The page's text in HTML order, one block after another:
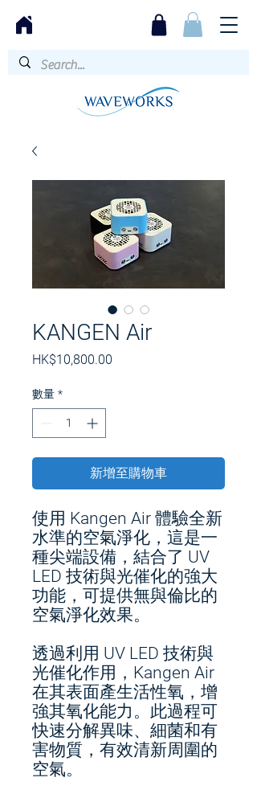
KANGEN Air
HK$10,800.00
數量 *
新增至購物車
使用 Kangen Air 體驗全新
水準的空氣淨化，這是一
種尖端設備，結合了 UV
LED 技術與光催化的強大
功能，可提供無與倫比的
空氣淨化效果。
透過利用 UV LED 技術與
光催化作用，Kangen Air
在其表面產生活性氧，增
強其氧化能力。此過程可
快速分解異味、細菌和有
害物質，有效清新周圍的
空氣。